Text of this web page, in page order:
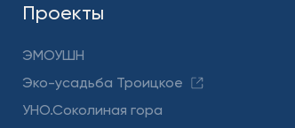
Проекты
ЭМОУШН
Эко-усадьба Троицкое
УНО.Соколиная гора